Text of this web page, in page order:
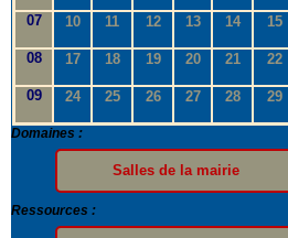
07 10 11 12 13 14 15
08 17 18 19 20 21 22
09 24 25 26 27 28 29
Domaines :
Ressources :